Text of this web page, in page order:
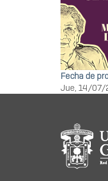
Fecha de
Jue, 14/07/